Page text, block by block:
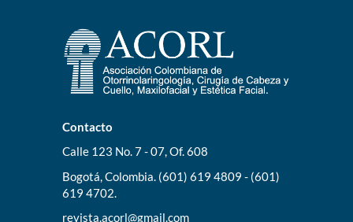
Contacto
Calle 123 No. 7 - 07, Of. 608
Bogotá, Colombia. (601) 619 4809 - (601)
619 4702.
revista.acorl@gmail.com